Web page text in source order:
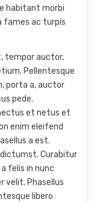
habitant morbi
fames ac turpis
tempor auctor,
Pellentesque
porta a, auctor
pede.
et netus et
enim eleifend
a est.
dictumst. Curabitur
felis in nunc
velit. Phasellus
libero